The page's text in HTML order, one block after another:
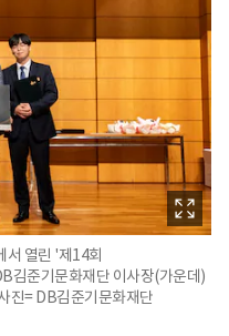
서 열린 '제14회
김준기문화재단 이사장(가운데)
진= DB김준기문화재단